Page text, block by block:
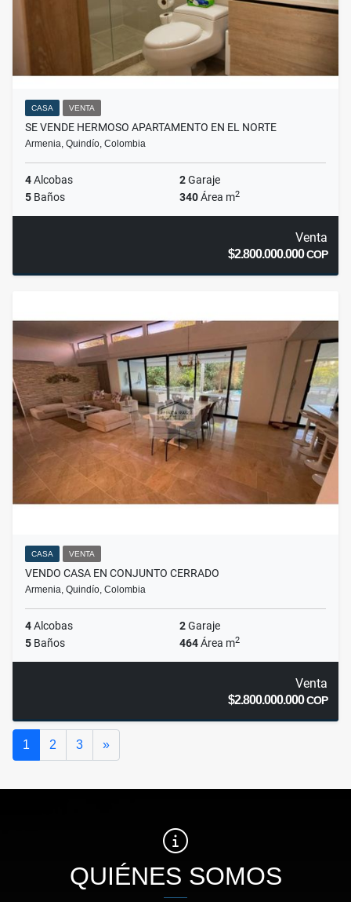
CASA VENTA
SE VENDE HERMOSO APARTAMENTO EN EL NORTE
Armenia, Quindío, Colombia
4Alcobas 2Garaje
5 Baños 340Área m2
Venta
$2.800.000.000COP
CASA VENTA
VENDO CASA EN CONJUNTO CERRADO
Armenia, Quindío, Colombia
4Alcobas 2Garaje
5 Baños 464Área m2
Venta
$2.800.000.000COP
1 2 3 »Siguiente
QUIÉNES SOMOS